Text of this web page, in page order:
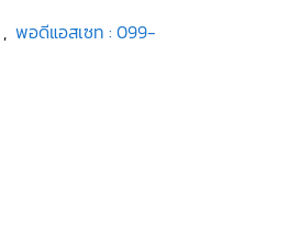
, พอดีแอสเซท : 099-